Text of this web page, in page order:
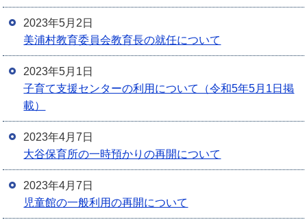
2023年5月2日
美浦村教育委員会教育長の就任について
2023年5月1日
子育て支援センターの利用について（令和5年5月1日掲
載）
2023年4月7日
大谷保育所の一時預かりの再開について
2023年4月7日
児童館の一般利用の再開について